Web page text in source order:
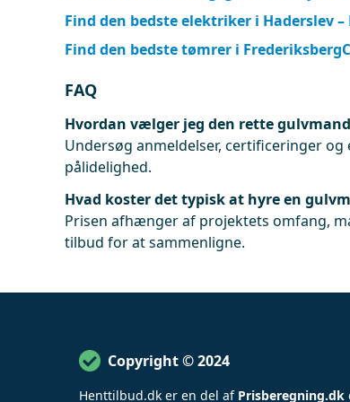
Find den bedste elektriker i Haderslev –
Find den bedste tømrer i FrederiksbergC
FAQ
Hvordan vælger jeg den rette
Undersøg anmeldelser, certificeringer
pålidelighed.
Hvad koster det typisk at hyre en
Prisen afhænger af projektets omfang,
tilbud for at sammenligne.
Copyright © 2024
Henttilbud.dk er en del af Prisberegning.dk